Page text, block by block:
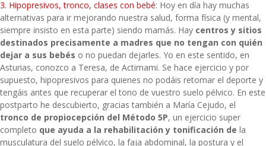
3. Hipopresivos, tronco, clases con bebé: Hoy en día hay muchas
alternativas para ir mejorando nuestra salud, forma física (y mental,
siempre insisto en esta parte) siendo mamás. Hay centros y sitios
destinados precisamente a madres que no tengan con quién
dejar a sus bebés o no puedan dejarles. Yo en este sentido, en
Asturias, conozco a Teresa, de Actimami. Se hace ejercicio y por
supuesto, hipopresivos para quienes no podáis retomar el deporte y
tengáis antes que recuperar el tono de vuestro suelo pélvico. En este
postparto he descubierto, gracias también a María Cejudo, el
tronco de propiocepción del Método 5P, un ejercicio super
completo que ayuda a la rehabilitación y tonificación de la
musculatura del suelo pélvico, la faja abdominal, la postura y el